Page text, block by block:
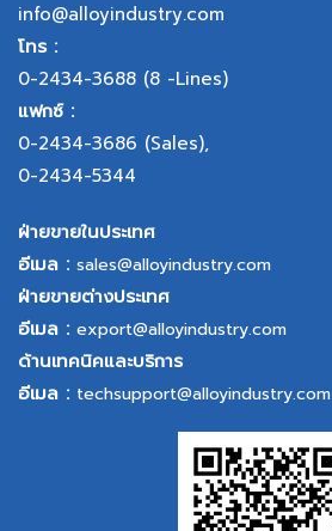
info@alloyindustry.com
โทร :
0-2434-3688 (8 -Lines)
แฟกซ์ :
0-2434-3686 (Sales),
0-2434-5344
ฝ่ายขายในประเทศ
อีเมล : sales@alloyindustry.com
ฝ่ายขายต่างประเทศ
อีเมล : export@alloyindustry.com
ด้านเทคนิคและบริการ
อีเมล : techsupport@alloyindustry.com